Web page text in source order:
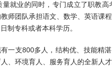
就业的同时，专门成立了职教
师团队承担语文、数学、英语课
制专科或者本科学历。
支800多人，结构优、技能精湛
、环境育人、服务育人的全新人